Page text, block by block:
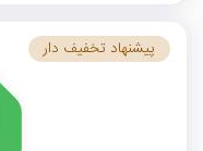
پیشنهاد تخفیف دار